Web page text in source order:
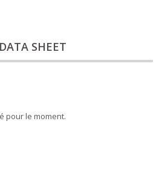
DATA SHEET
pour le moment.